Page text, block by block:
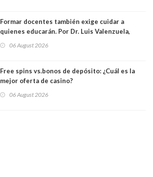
Formar docentes también exige cuidar a
quienes educarán. Por Dr. Luis Valenzuela,
Académicos U. Católica Silva Henríquez
06 August 2026
Free spins vs.bonos de depósito: ¿Cuál es la
mejor oferta de casino?
06 August 2026